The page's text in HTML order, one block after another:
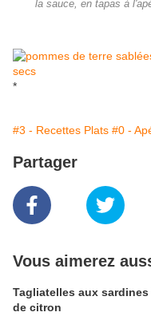
la sauce, en tapas à
*
#3 - Recettes Plats #0 -
Partager
Vous aimerez
Tagliatelles aux sardines à la
de citron